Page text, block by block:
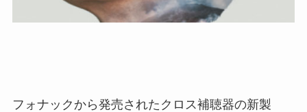
フォナックから発売されたクロス補聴器の新製